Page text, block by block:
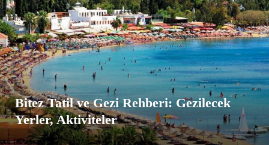
Bitez Tatil ve Gezi Rehberi: Gezilecek
Yerler, Aktiviteler